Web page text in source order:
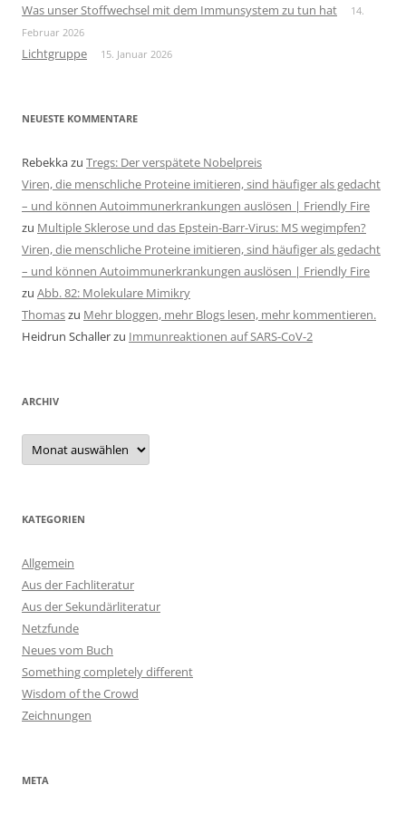
Was unser Stoffwechsel mit dem Immunsystem zu tun hat
14.
Februar 2026
Lichtgruppe 15. Januar 2026
NEUESTE KOMMENTARE
Rebekkazu Tregs: Der verspätete Nobelpreis
Viren, die menschliche Proteine imitieren, sind häufiger als gedacht
– und können Autoimmunerkrankungen auslösen | Friendly Fire
zu Multiple Sklerose und das Epstein-Barr-Virus: MS wegimpfen?
Viren, die menschliche Proteine imitieren, sind häufiger als gedacht
– und können Autoimmunerkrankungen auslösen | Friendly Fire
zu Abb. 82: Molekulare Mimikry
Thomaszu Mehr bloggen, mehr Blogs lesen, mehr kommentieren.
Heidrun Schallerzu Immunreaktionen auf SARS-CoV-2
ARCHIV
Archiv
KATEGORIEN
Allgemein
Aus der Fachliteratur
Aus der Sekundärliteratur
Netzfunde
Neues vom Buch
Something completely different
Wisdom of the Crowd
Zeichnungen
META